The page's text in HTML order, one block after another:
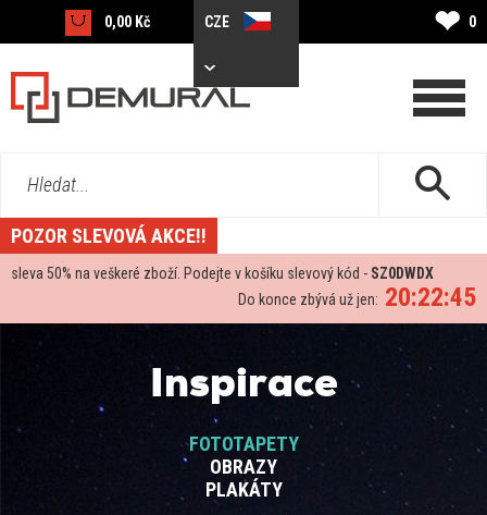
0,00 Kč CZE ❤ 0
Hledat...
POZOR SLEVOVÁ AKCE!!
sleva 50% na veškeré zboží. Podejte v košíku slevový kód - SZ0DWDX
20:22:44
Do konce zbývá už jen:
Inspirace
FOTOTAPETY
OBRAZY
PLAKÁTY